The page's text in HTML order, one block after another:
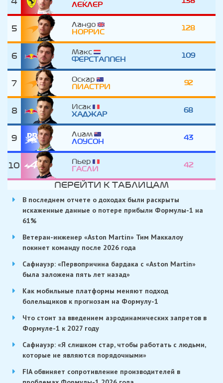
ЛЕКЛЕР
5
Ландо
НОРРИС
128
6
Макс
ФЕРСТАППЕН
109
7
Оскар
ПИАСТРИ
92
8
Исак
ХАДЖАР
68
9
Лиам
ЛОУСОН
43
10
Пьер
ГАСЛИ
42
ПЕРЕЙТИ К ТАБЛИЦАМ
В последнем отчете о доходах были раскрыты
искаженные данные о потере прибыли Формулы-1 на
61%
Ветеран-инженер «Aston Martin» Тим Маккалоу
покинет команду после 2026 года
Сафнауэр: «Первопричина бардака с «Aston Martin»
была заложена пять лет назад»
Как мобильные платформы меняют подход
болельщиков к прогнозам на Формулу-1
Что стоит за введением аэродинамических запретов в
Формуле-1 к 2027 году
Сафнауэр: «Я слишком стар, чтобы работать с людьми,
которые не являются порядочными»
FIA обвиняет сопротивление производителей в